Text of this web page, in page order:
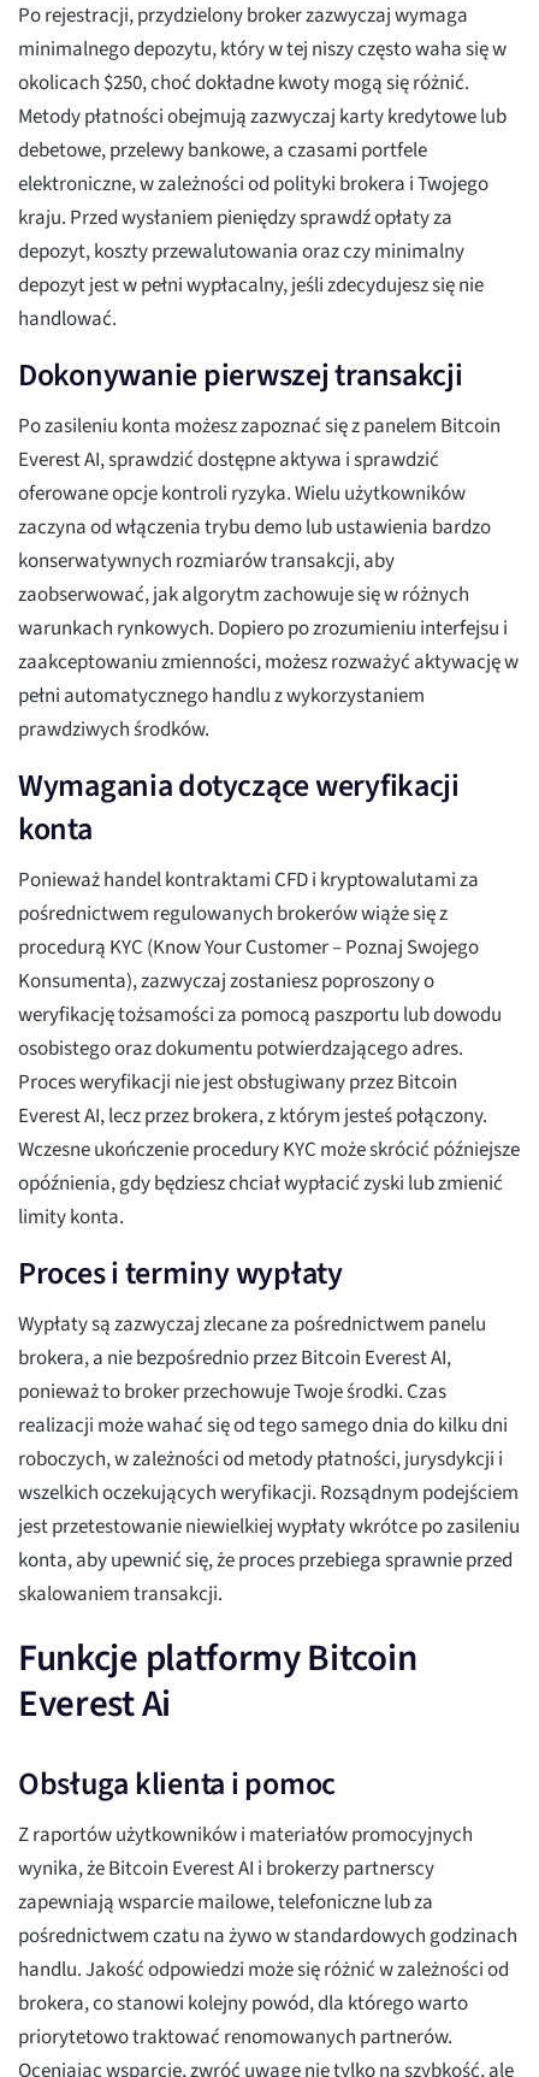
Po rejestracji, przydzielony broker zazwyczaj wymaga
minimalnego depozytu, który w tej niszy często waha się w
okolicach $250, choć dokładne kwoty mogą się różnić.
Metody płatności obejmują zazwyczaj karty kredytowe lub
debetowe, przelewy bankowe, a czasami portfele
elektroniczne, w zależności od polityki brokera i Twojego
kraju. Przed wysłaniem pieniędzy sprawdź opłaty za
depozyt, koszty przewalutowania oraz czy minimalny
depozyt jest w pełni wypłacalny, jeśli zdecydujesz się nie
handlować.
Dokonywanie pierwszej transakcji
Po zasileniu konta możesz zapoznać się z panelem Bitcoin
Everest AI, sprawdzić dostępne aktywa i sprawdzić
oferowane opcje kontroli ryzyka. Wielu użytkowników
zaczyna od włączenia trybu demo lub ustawienia bardzo
konserwatywnych rozmiarów transakcji, aby
zaobserwować, jak algorytm zachowuje się w różnych
warunkach rynkowych. Dopiero po zrozumieniu interfejsu i
zaakceptowaniu zmienności, możesz rozważyć aktywację w
pełni automatycznego handlu z wykorzystaniem
prawdziwych środków.
Wymagania dotyczące weryfikacji
konta
Ponieważ handel kontraktami CFD i kryptowalutami za
pośrednictwem regulowanych brokerów wiąże się z
procedurą KYC (Know Your Customer – Poznaj Swojego
Konsumenta), zazwyczaj zostaniesz poproszony o
weryfikację tożsamości za pomocą paszportu lub dowodu
osobistego oraz dokumentu potwierdzającego adres.
Proces weryfikacji nie jest obsługiwany przez Bitcoin
Everest AI, lecz przez brokera, z którym jesteś połączony.
Wczesne ukończenie procedury KYC może skrócić późniejsze
opóźnienia, gdy będziesz chciał wypłacić zyski lub zmienić
limity konta.
Proces i terminy wypłaty
Wypłaty są zazwyczaj zlecane za pośrednictwem panelu
brokera, a nie bezpośrednio przez Bitcoin Everest AI,
ponieważ to broker przechowuje Twoje środki. Czas
realizacji może wahać się od tego samego dnia do kilku dni
roboczych, w zależności od metody płatności, jurysdykcji i
wszelkich oczekujących weryfikacji. Rozsądnym podejściem
jest przetestowanie niewielkiej wypłaty wkrótce po zasileniu
konta, aby upewnić się, że proces przebiega sprawnie przed
skalowaniem transakcji.
Funkcje platformy Bitcoin
Everest Ai
Obsługa klienta i pomoc
Z raportów użytkowników i materiałów promocyjnych
wynika, że Bitcoin Everest AI i brokerzy partnerscy
zapewniają wsparcie mailowe, telefoniczne lub za
pośrednictwem czatu na żywo w standardowych godzinach
handlu. Jakość odpowiedzi może się różnić w zależności od
brokera, co stanowi kolejny powód, dla którego warto
priorytetowo traktować renomowanych partnerów.